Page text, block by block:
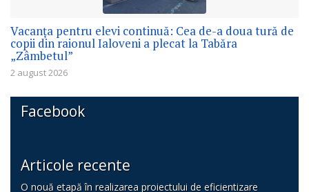
Vacanța pentru elevi continuă: Cea de-a doua tură de
copii din raionul Ialoveni a plecat la Tabăra
„Zâmbetul”
2 august 2026
Facebook
Articole recente
O nouă etapă în realizarea proiectului de eficientizare